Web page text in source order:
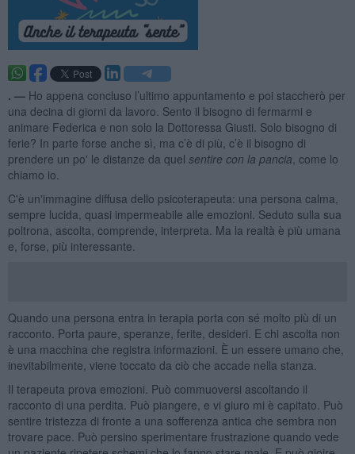
. — Ho appena concluso l’ultimo appuntamento e poi staccherò per
una decina di giorni da lavoro. Sento il bisogno di fermarmi e
animare Federica e non solo la Dottoressa Giusti. Solo bisogno di
ferie? In parte forse anche sì, ma c’è di più, c’è il bisogno di
prendere un po' le distanze da quel sentire con la pancia , come lo
chiamo io.
C'è un'immagine diffusa dello psicoterapeuta: una persona calma,
sempre lucida, quasi impermeabile alle emozioni. Seduto sulla sua
poltrona, ascolta, comprende, interpreta. Ma la realtà è più umana
e, forse, più interessante.
Quando una persona entra in terapia porta con sé molto più di un
racconto. Porta paure, speranze, ferite, desideri. E chi ascolta non
è una macchina che registra informazioni. È un essere umano che,
inevitabilmente, viene toccato da ciò che accade nella stanza.
Il terapeuta prova emozioni. Può commuoversi ascoltando il
racconto di una perdita. Può piangere, e vi giuro mi è capitato. Può
sentire tristezza di fronte a una sofferenza antica che sembra non
trovare pace. Può persino sperimentare frustrazione quando vede